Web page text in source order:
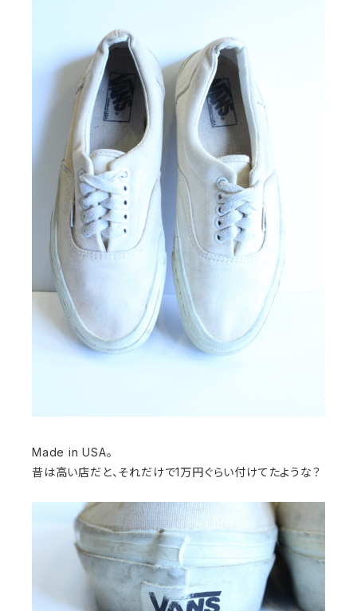
Made in USA。
昔は高い店だと、それだけで1万円ぐらい付けてたような？